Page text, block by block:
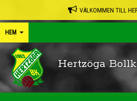
VÄLKOMMEN TILL
HEM
Hertzöga